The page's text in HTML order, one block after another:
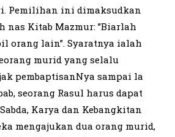
Pemilihan ini dimaksudkan
nas Kitab Mazmur: ”Biarlah
orang lain”. Syaratnya ialah
murid yang selalu
pembaptisanNya sampai la
seorang Rasul harus dapat
Karya dan Kebangkitan
mengajukan dua orang murid,